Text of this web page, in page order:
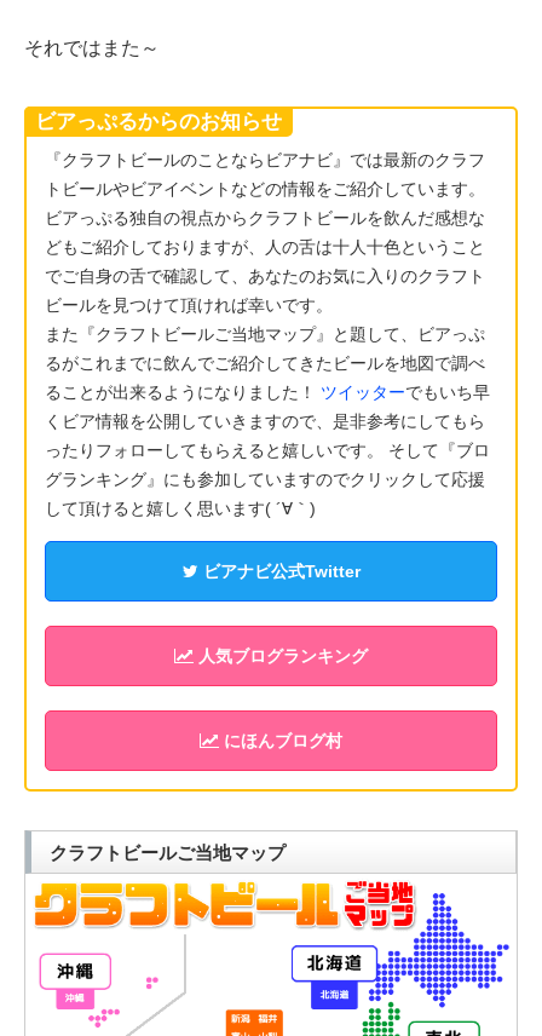
それではまた～
ビアっぷるからのお知らせ
『クラフトビールのことならビアナビ』では最新のクラフ
トビールやビアイベントなどの情報をご紹介しています。
ビアっぷる独自の視点からクラフトビールを飲んだ感想な
どもご紹介しておりますが、人の舌は十人十色ということ
でご自身の舌で確認して、あなたのお気に入りのクラフト
ビールを見つけて頂ければ幸いです。
また『クラフトビールご当地マップ』と題して、ビアっぷ
るがこれまでに飲んでご紹介してきたビールを地図で調べ
ることが出来るようになりました！ ツイッターでもいち早
くビア情報を公開していきますので、是非参考にしてもら
ったりフォローしてもらえると嬉しいです。 そして『ブロ
グランキング』にも参加していますのでクリックして応援
して頂けると嬉しく思います( ´∀｀)
ビアナビ公式Twitter
人気ブログランキング
にほんブログ村
クラフトビールご当地マップ